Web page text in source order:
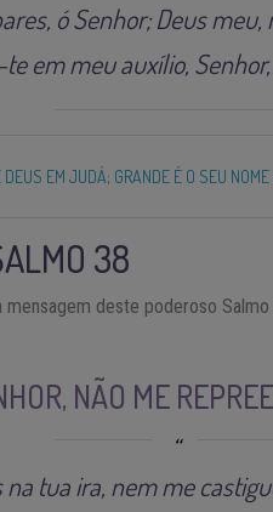
ó Senhor; Deus
em meu auxílio,
EM JUDÁ; GRANDE É O SEU
38
deste poderoso
NÃO ME
na tua ira, nem me